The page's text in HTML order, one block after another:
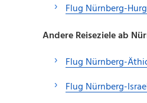
Flug Nürnberg-
Andere Reiseziele ab
Flug Nürnberg-
Flug Nürnberg-